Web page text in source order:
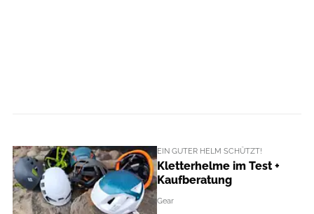
EIN GUTER HELM SCHÜTZT!
Kletterhelme im Test +
Kaufberatung
Gear